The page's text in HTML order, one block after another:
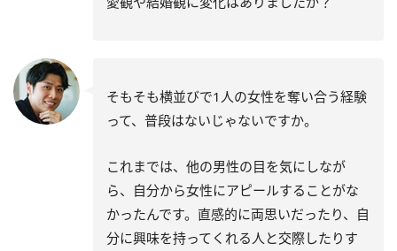
そもそも横並びで1人の女性を奪い合う経験
って、普段はないじゃないですか。
これまでは、他の男性の目を気にしなが
ら、自分から女性にアピールすることがな
かったんです。直感的に両思いだったり、自
分に興味を持ってくれる人と交際したりす